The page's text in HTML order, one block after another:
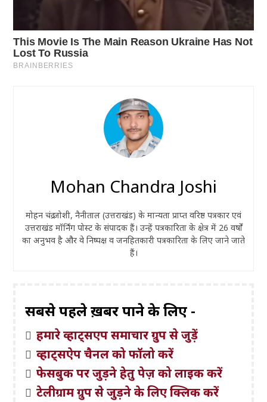
Mohan Chandra Joshi
मोहन चंद्र जोशी, नैनीताल (उत्तराखंड) के मान्यता प्राप्त वरिष्ठ पत्रकार एवं
उत्तराखंड मॉर्निंग पोस्ट के संपादक हैं। उन्हें पत्रकारिता के क्षेत्र में 26 वर्षों
का अनुभव है और वे निष्पक्ष व जनहितकारी पत्रकारिता के लिए जाने जाते
हैं।
सबसे पहले ख़बरें पाने के लिए -
हमारे व्हाट्सएप समाचार ग्रुप से जुड़ें
व्हाट्सऐप चैनल को फॉलो करें
फेसबुक पर जुड़ने हेतु पेज़ को लाइक करें
टेलीग्राम ग्रुप से जुड़ने के लिए क्लिक करें